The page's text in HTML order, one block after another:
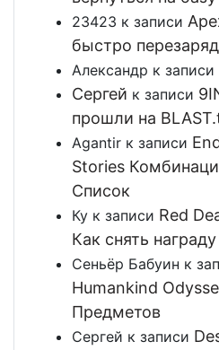
23423 к записи
быстро
Александр к записи
Сергей к записи
прошли на
Agantir к записи
Stories
Список
Ку к записи Red
Как снять
Сеньёр Бабуин к
Humankind
Предметов
Сергей к записи